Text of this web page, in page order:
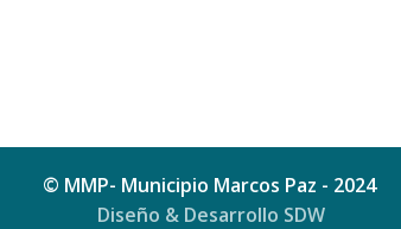
© MMP- Municipio Marcos Paz - 2024
Diseño & Desarrollo SDW